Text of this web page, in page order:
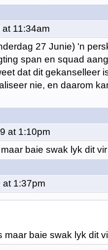
11:34am
27 Junie) 'n
span en squad
dat dit gekanselleer
nie, en daarom
at 1:10pm
baie swak lyk dit
1:37pm
maar baie swak lyk dit